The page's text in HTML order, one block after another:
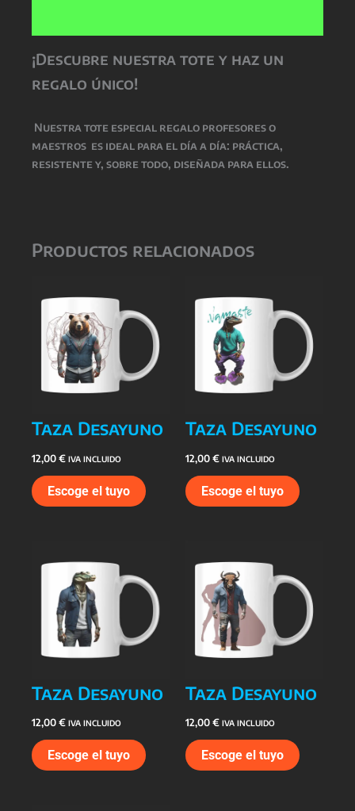
¡Descubre nuestra tote y haz un
regalo único!
Nuestratote especial regalo profesores o
maestros es ideal para el día a día: práctica,
resistente y, sobre todo, diseñada para ellos.
Productos relacionados
Taza Desayuno
12,00€ IVA INCLUIDO
Escoge el tuyo
Taza Desayuno
12,00€ IVA INCLUIDO
Escoge el tuyo
Taza Desayuno
12,00€ IVA INCLUIDO
Escoge el tuyo
Taza Desayuno
12,00€ IVA INCLUIDO
Escoge el tuyo